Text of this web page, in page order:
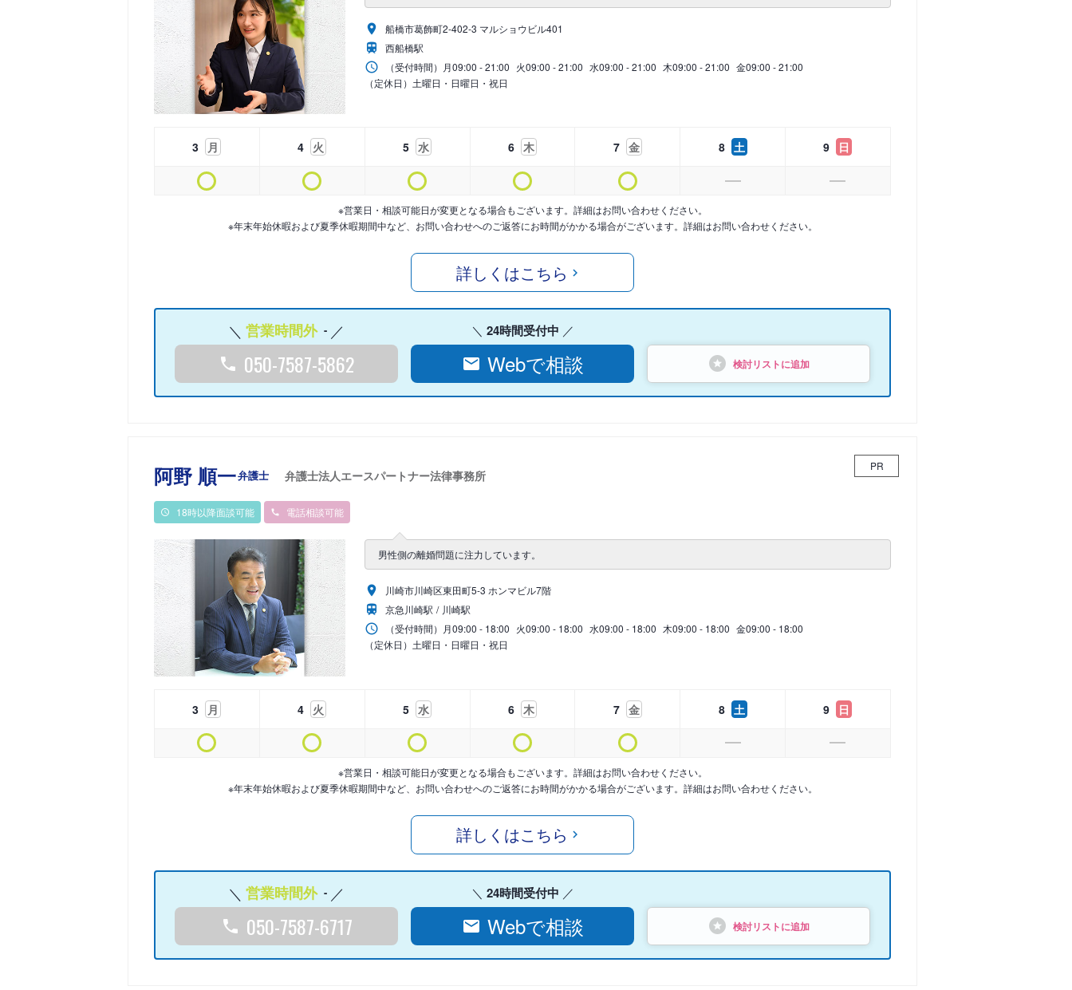
船橋市葛飾町2-402-3 マルショウビル401
西船橋駅
（受付時間） 月09:00 - 21:00 火09:00 - 21:00 水09:00 - 21:00 木09:00 - 21:00 金09:00 - 21:00
（定休日）土曜日・日曜日・祝日
3 月 4 火 5 水 6 木 7 金 8 土 9 日
※営業日・相談可能日が変更となる場合もございます。詳細はお問い合わせください。
※年末年始休暇および夏季休暇期間中など、お問い合わせへのご返答にお時間がかかる場合がございます。詳細はお問い合わせください。
詳しくはこちら
営業時間外 -
050-7587-5862
24時間受付中
Webで相談 検討リストに追加
阿野 順一弁護士 弁護士法人エースパートナー法律事務所
PR
18時以降面談可能 電話相談可能
男性側の離婚問題に注力しています。
川崎市川崎区東田町5-3 ホンマビル7階
京急川崎駅
川崎駅
（受付時間） 月09:00 - 18:00 火09:00 - 18:00 水09:00 - 18:00 木09:00 - 18:00 金09:00 - 18:00
（定休日）土曜日・日曜日・祝日
3 月 4 火 5 水 6 木 7 金 8 土 9 日
※営業日・相談可能日が変更となる場合もございます。詳細はお問い合わせください。
※年末年始休暇および夏季休暇期間中など、お問い合わせへのご返答にお時間がかかる場合がございます。詳細はお問い合わせください。
詳しくはこちら
営業時間外 -
050-7587-6717
24時間受付中
Webで相談 検討リストに追加